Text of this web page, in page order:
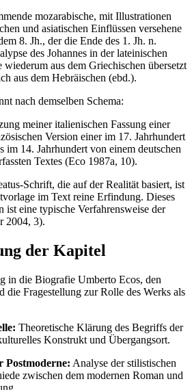
mozarabische, mit Illustrationen
und asiatischen Einflüssen versehene
8. Jh., der die Ende des 1. Jh. n.
des Johannes in der lateinischen
wiederum aus dem Griechischen übersetzt
aus dem Hebräischen (ebd.).
nach demselben Schema:
meiner italienischen Fassung einer
Version einer im 17. Jahrhundert
im 14. Jahrhundert von einem deutschen
Textes (Eco 1987a, 10).
Schrift, die auf der Realität basiert, ist
im Text reine Erfindung. Dieses
eine typische Verfahrensweise der
2004, 3).
der Kapitel
in die Biografie Umberto Ecos, den
die Fragestellung zur Rolle des Werks als
Theoretische Klärung des Begriffs der
Konstrukt und Übergangsort.
Postmoderne: Analyse der stilistischen
zwischen dem modernen Roman und